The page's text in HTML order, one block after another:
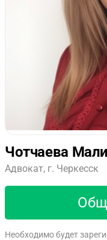
Чотчаева
Адвокат, г. Черкесск
Необходимо будет